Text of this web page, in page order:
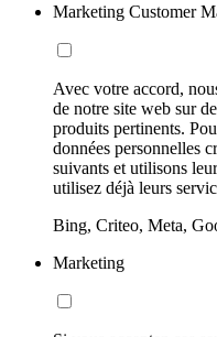
Marketing Customer
Avec votre accord,
de notre site web sur
produits pertinents.
données personnelles
suivants et utilisons
utilisez déjà leurs
Bing, Criteo, Meta,
Marketing